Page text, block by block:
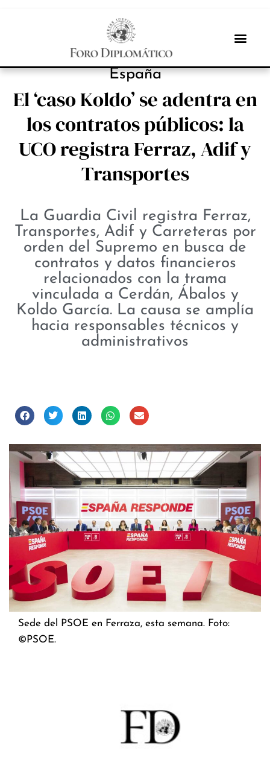
NOTICIAS
España
El ‘caso Koldo’ se adentra en
los contratos públicos: la
UCO registra Ferraz, Adif y
Transportes
La Guardia Civil registra Ferraz,
Transportes, Adif y Carreteras por
orden del Supremo en busca de
contratos y datos financieros
relacionados con la trama
vinculada a Cerdán, Ábalos y
Koldo García. La causa se amplía
hacia responsables técnicos y
administrativos
Sede del PSOE en Ferraza, esta semana. Foto:
©PSOE.